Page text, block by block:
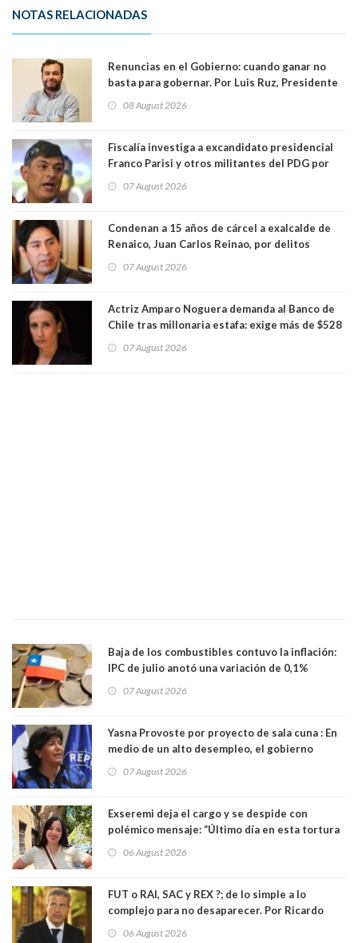
NOTAS RELACIONADAS
Renuncias en el Gobierno: cuando ganar no
basta para gobernar. Por Luis Ruz, Presidente
08 August 2026
Fiscalía investiga a excandidato presidencial
Franco Parisi y otros militantes del PDG por
07 August 2026
Condenan a 15 años de cárcel a exalcalde de
Renaico, Juan Carlos Reinao, por delitos
07 August 2026
Actriz Amparo Noguera demanda al Banco de
Chile tras millonaria estafa: exige más de $528
07 August 2026
Baja de los combustibles contuvo la inflación:
IPC de julio anotó una variación de 0,1%
07 August 2026
Yasna Provoste por proyecto de sala cuna : En
medio de un alto desempleo, el gobierno
07 August 2026
Exseremi deja el cargo y se despide con
polémico mensaje: “Último día en esta tortura
06 August 2026
FUT o RAI, SAC y REX ?; de lo simple a lo
complejo para no desaparecer. Por Ricardo
06 August 2026